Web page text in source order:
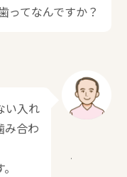
ってなんですか？
い入れ
み合わ